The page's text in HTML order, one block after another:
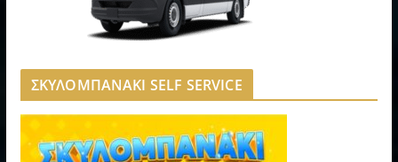
ΣΚΥΛΟΜΠΑΝΑΚΙ SELF SERVICE